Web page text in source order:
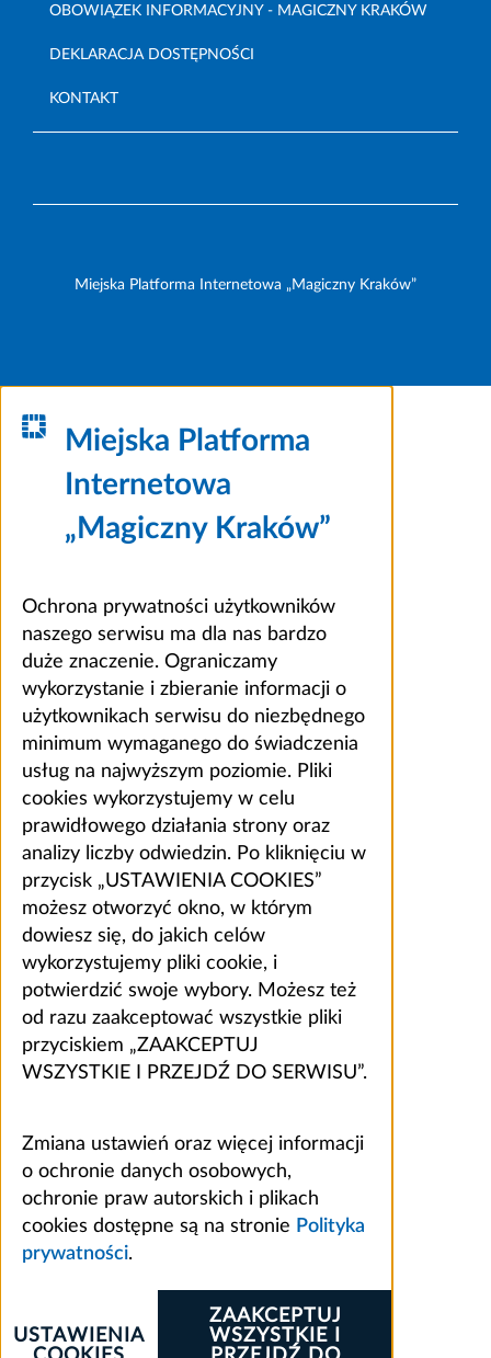
OBOWIĄZEK INFORMACYJNY - MAGICZNY KRAKÓW
DEKLARACJA DOSTĘPNOŚCI
KONTAKT
Miejska Platforma Internetowa „Magiczny Kraków”
Miejska Platforma
Internetowa
„Magiczny Kraków”
Ochrona prywatności użytkowników
naszego serwisu ma dla nas bardzo
duże znaczenie. Ograniczamy
wykorzystanie i zbieranie informacji o
użytkownikach serwisu do niezbędnego
minimum wymaganego do świadczenia
usług na najwyższym poziomie. Pliki
cookies wykorzystujemy w celu
prawidłowego działania strony oraz
analizy liczby odwiedzin. Po kliknięciu w
przycisk „USTAWIENIA COOKIES”
możesz otworzyć okno, w którym
dowiesz się, do jakich celów
wykorzystujemy pliki cookie, i
potwierdzić swoje wybory. Możesz też
od razu zaakceptować wszystkie pliki
przyciskiem „ZAAKCEPTUJ
WSZYSTKIE I PRZEJDŹ DO SERWISU”.
Zmiana ustawień oraz więcej informacji
o ochronie danych osobowych,
ochronie praw autorskich i plikach
cookies dostępne są na stronie Polityka
prywatności.
ZAAKCEPTUJ
WSZYSTKIE I
USTAWIENIA